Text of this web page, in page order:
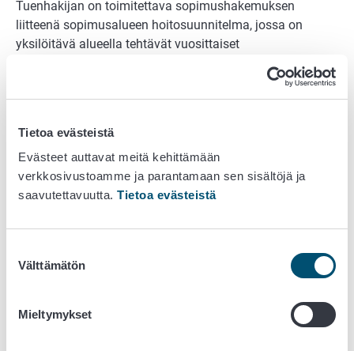
Tietoa evästeistä
Evästeet auttavat meitä kehittämään
verkkosivustoamme ja parantamaan sen sisältöjä ja
saavutettavuutta. Tietoa evästeistä
valinta
Välttämätön
Mieltymykset
Tuenhakijan on toimitettava sopimushakemuksen
liitteenä sopimusalueen hoitosuunnitelma, jossa on
yksilöitävä alueella tehtävät vuosittaiset
hyväksymään hoitosuunnitelmaan, jota tuenhakija
Hoitosuunnitelmassa on kuvattava
Suunnitellun hankkeen ja suunnitellun hoidon
yleiskuvaus ja tavoitteet, joiden perusteella voidaan
Kosteikon hoidon päätavoite ja selostus, miten
sopimuksen tavoitteiden saavuttamista.